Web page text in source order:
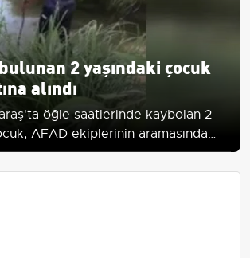
2 yaşındaki çocuk
alındı
öğle saatlerinde kaybolan 2
AFAD ekiplerinin aramasında
bulundu; sağlık durumu